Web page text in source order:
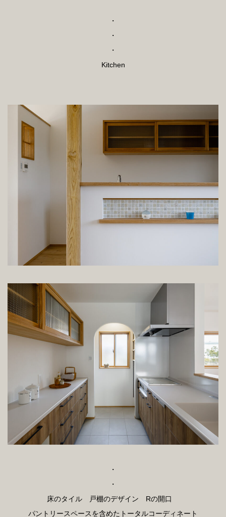
・
・
・
Kitchen
・
・
床のタイル 戸棚のデザイン Rの開口
パントリースペースを含めたトータルコーディネート